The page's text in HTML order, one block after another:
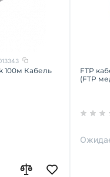
100м Кабель
FTP
(FTP